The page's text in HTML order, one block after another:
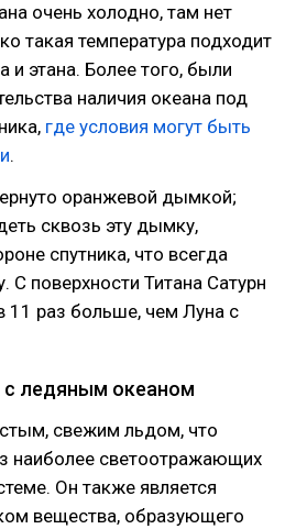
очень холодно, там нет
такая температура подходит
и этана. Более того, были
наличия океана под
где условия могут быть
.
оранжевой дымкой;
сквозь эту дымку,
спутника, что всегда
С поверхности Титана Сатурн
11 раз больше, чем Луна с
с ледяным океаном
свежим льдом, что
наиболее светоотражающих
Он также является
вещества, образующего